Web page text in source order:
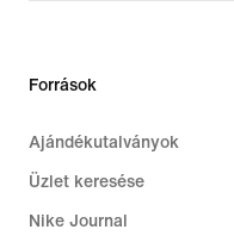
Források
Ajándékutalványok
Üzlet keresése
Nike Journal